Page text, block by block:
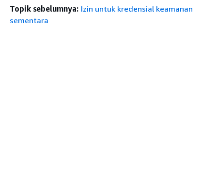
Topik sebelumnya: Izin untuk kredensial keamanan
sementara